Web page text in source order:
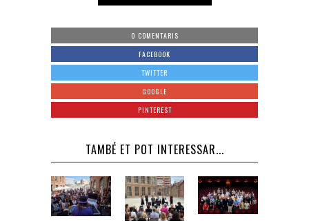
0 COMENTARIS
FACEBOOK
TWITTER
GOOGLE
PINTEREST
TAMBÉ ET POT INTERESSAR...